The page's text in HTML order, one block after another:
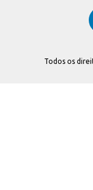
Todos os